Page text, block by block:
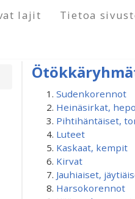
lajit Tietoa
Sudenkorennot
Heinäsirkat,
Pihtihäntäiset,
Luteet
Kaskaat, kempit
Kirvat
Jauhiaiset,
Harsokorennot